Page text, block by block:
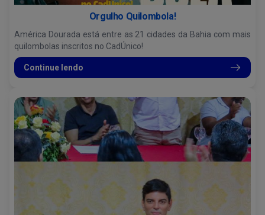
Orgulho Quilombola!
América Dourada está entre as 21 cidades da Bahia com mais
quilombolas inscritos no CadÚnico!
Continue lendo